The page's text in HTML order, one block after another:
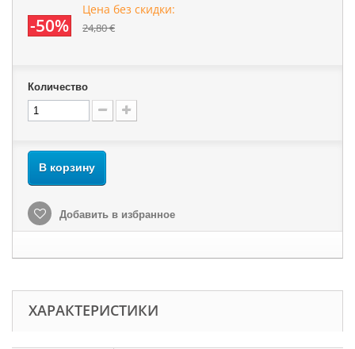
-50%
Цена без скидки:
24,80 €
Количество
В корзину
Добавить в избранное
ХАРАКТЕРИСТИКИ